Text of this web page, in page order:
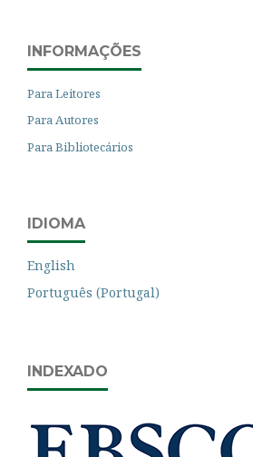
INFORMAÇÕES
Para Leitores
Para Autores
Para Bibliotecários
IDIOMA
English
Português (Portugal)
INDEXADO